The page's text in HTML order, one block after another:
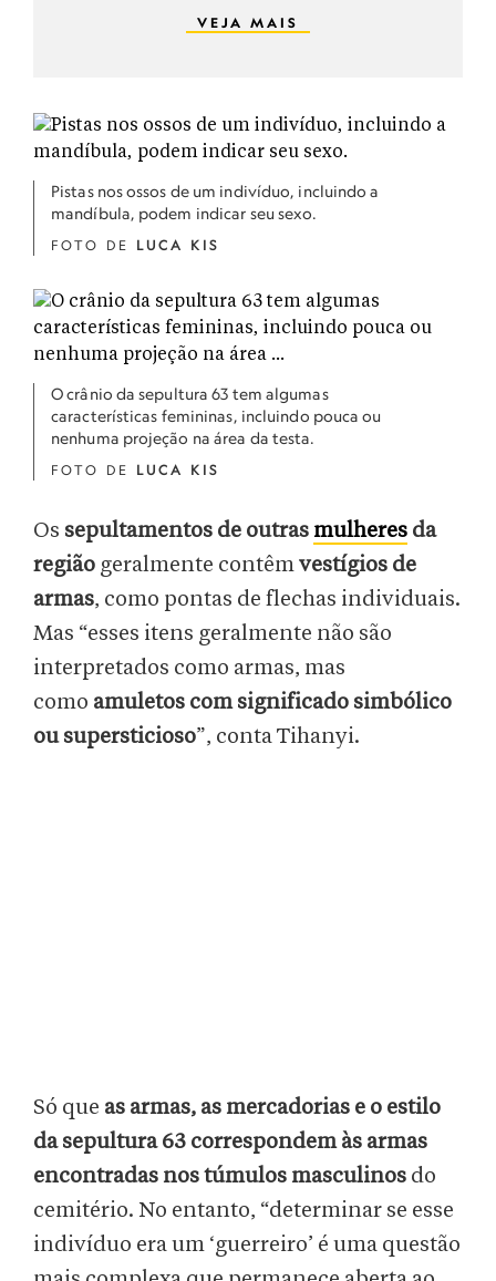
VEJA MAIS
Pistas nos ossos de um indivíduo, incluindo a
mandíbula, podem indicar seu sexo.
FOTO DE LUCA KIS
O crânio da sepultura 63 tem algumas
características femininas, incluindo pouca ou
nenhuma projeção na área da testa.
FOTO DE LUCA KIS
Os sepultamentos de outras mulheres da
região geralmente contêmvestígios de
armas, como pontas de flechas individuais.
Mas “esses itens geralmente não são
interpretados como armas, mas
como amuletos com significado simbólico
ou supersticioso”, conta Tihanyi.
Só que as armas, as mercadorias e o estilo
da sepultura 63 correspondem às armas
encontradas nos túmulos masculinos do
cemitério. No entanto, “determinar se esse
indivíduo era um ‘guerreiro’ é uma questão